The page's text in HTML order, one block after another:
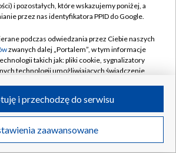
Cyfrowa
Pomoc
Kontakt
Kanały
Polska S.A. w likwidacji
i pozostałych, które wskazujemy poniżej, a
przez nas identyfikatora PPID do Google.
podczas odwiedzania przez Ciebie naszych
zwanych dalej „Portalem”, w tym informacje
takich jak: pliki cookie, sygnalizatory
technologii umożliwiających świadczenie
podczas odwiedzania przez Ciebie
na Portalu, takie jak adresy IP, identyfikatory
zaawansowane
i przechodzę do serwisu